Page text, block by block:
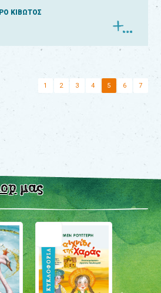
ΚΙΒΩΤΟΣ
1 2 3 4 5 6 7
μας